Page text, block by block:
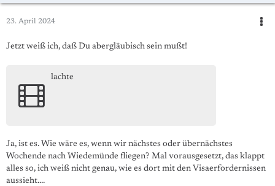
23. April 2024
Jetzt weiß ich, daß Du abergläubisch sein mußt!
lachte
Ja, ist es. Wie wäre es, wenn wir nächstes oder übernächstes
Wochende nach Wiedemünde fliegen? Mal vorausgesetzt, das klappt
alles so, ich weiß nicht genau, wie es dort mit den Visaerfordernissen
aussieht....